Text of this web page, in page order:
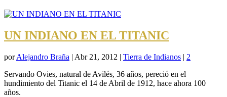
UN INDIANO EN EL TITANIC
porAlejandro Braña | Abr 21, 2012 | Tierra de Indianos | 2
Servando Ovies, natural de Avilés, 36 años, pereció en el
hundimiento del Titanic el 14 de Abril de 1912, hace ahora 100
años.